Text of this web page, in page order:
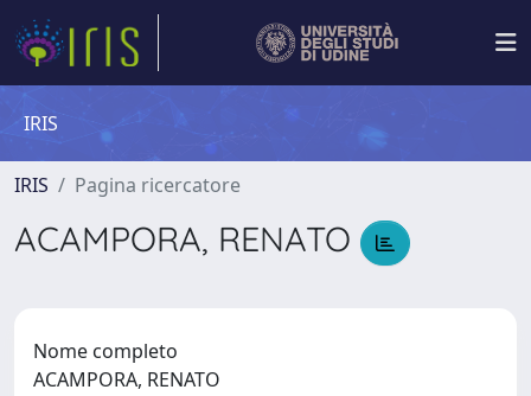
IRIS
IRIS Pagina ricercatore
ACAMPORA, RENATO
Nome completo
ACAMPORA, RENATO